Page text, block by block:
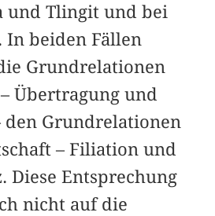
und Tlingit und bei
beiden Fällen
Grundrelationen
Übertragung und
Grundrelationen
– Filiation und
Diese Entsprechung
nicht auf die